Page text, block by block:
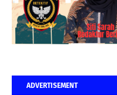
ADVERTISEMENT